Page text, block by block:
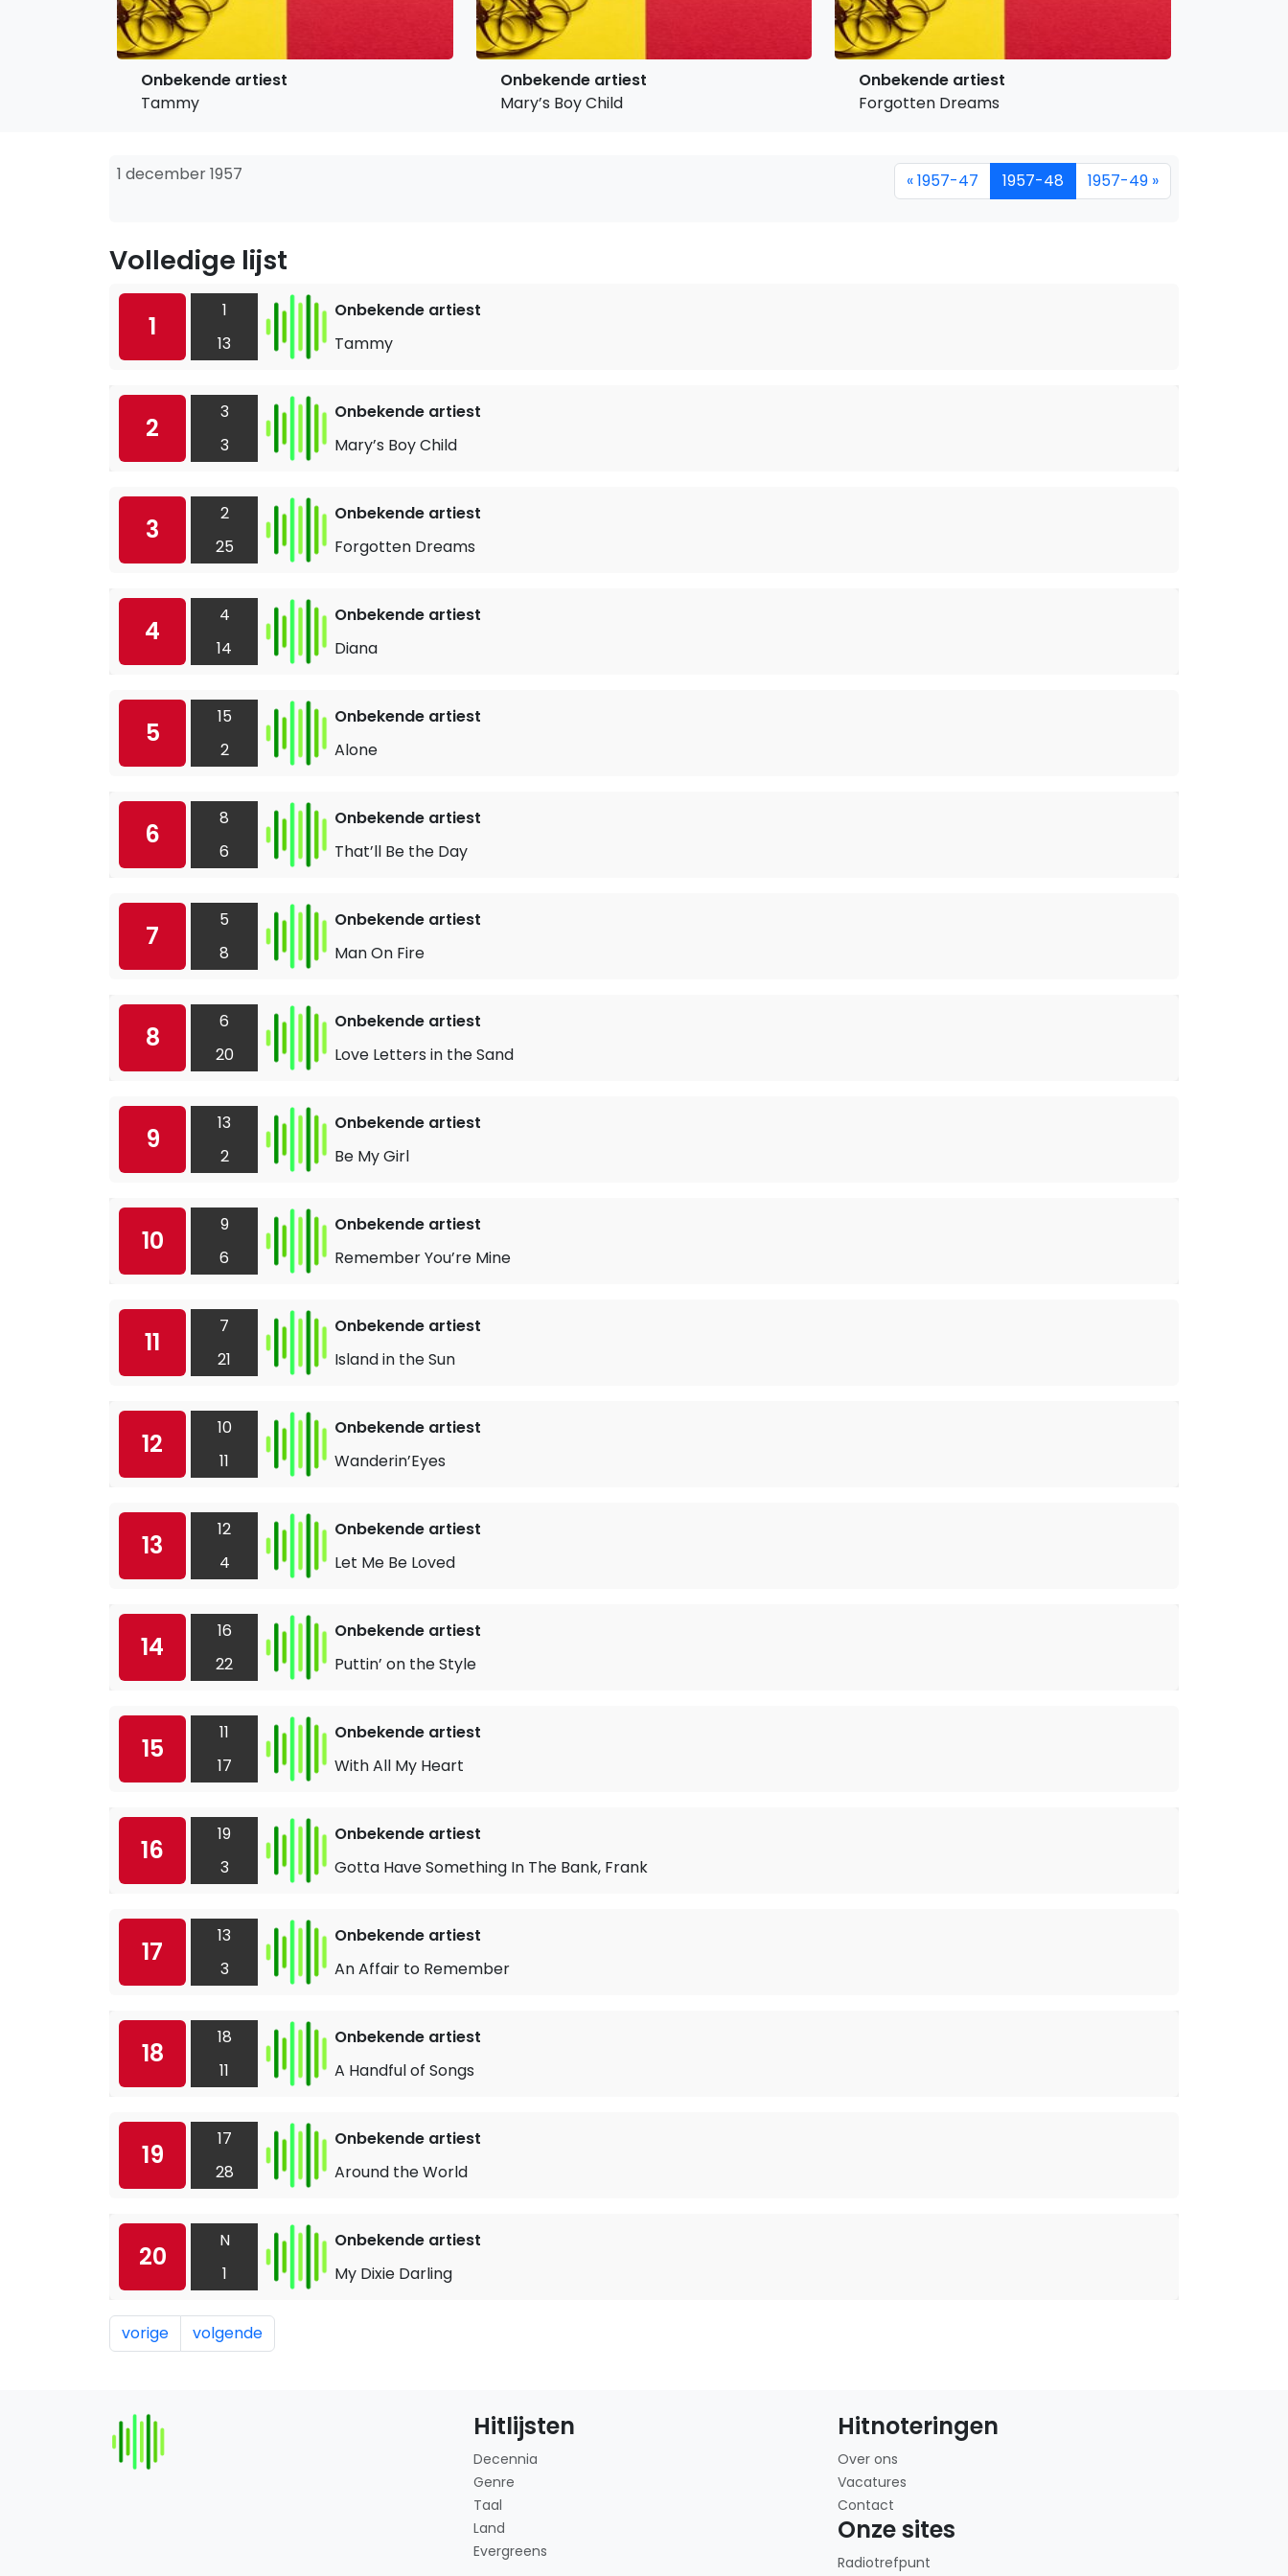
Onbekende artiest
Tammy
Onbekende artiest
Mary’s Boy Child
Onbekende artiest
Forgotten Dreams
1 december 1957 « 1957-47 1957-48 1957-49 »
Volledige lijst
1
1
13
Onbekende artiest
Tammy
2
3
3
Onbekende artiest
Mary’s Boy Child
3
2
25
Onbekende artiest
Forgotten Dreams
4
4
14
Onbekende artiest
Diana
5
15
2
Onbekende artiest
Alone
6
8
6
Onbekende artiest
That’ll Be the Day
7
5
8
Onbekende artiest
Man On Fire
8
6
20
Onbekende artiest
Love Letters in the Sand
9
13
2
Onbekende artiest
Be My Girl
10
9
6
Onbekende artiest
Remember You’re Mine
11
7
21
Onbekende artiest
Island in the Sun
12
10
11
Onbekende artiest
Wanderin’Eyes
13
12
4
Onbekende artiest
Let Me Be Loved
14
16
22
Onbekende artiest
Puttin’ on the Style
15
11
17
Onbekende artiest
With All My Heart
16
19
3
Onbekende artiest
Gotta Have Something In The Bank, Frank
17
13
3
Onbekende artiest
An Affair to Remember
18
18
11
Onbekende artiest
A Handful of Songs
19
17
28
Onbekende artiest
Around the World
20
N
1
Onbekende artiest
My Dixie Darling
vorige volgende
Hitlijsten
Decennia
Genre
Taal
Land
Evergreens
Hitnoteringen
Over ons
Vacatures
Contact
Onze sites
Radiotrefpunt